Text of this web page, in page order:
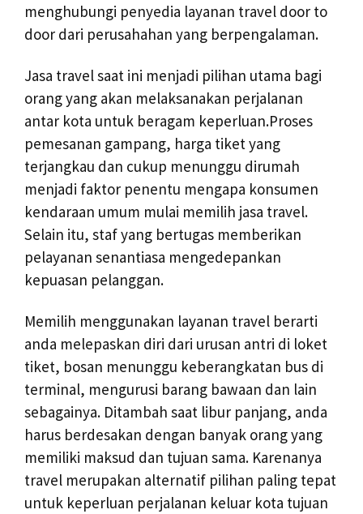
menghubungi penyedia layanan travel door to
door dari perusahahan yang berpengalaman.
Jasa travel saat ini menjadi pilihan utama bagi
orang yang akan melaksanakan perjalanan
antar kota untuk beragam keperluan.Proses
pemesanan gampang, harga tiket yang
terjangkau dan cukup menunggu dirumah
menjadi faktor penentu mengapa konsumen
kendaraan umum mulai memilih jasa travel.
Selain itu, staf yang bertugas memberikan
pelayanan senantiasa mengedepankan
kepuasan pelanggan.
Memilih menggunakan layanan travel berarti
anda melepaskan diri dari urusan antri di loket
tiket, bosan menunggu keberangkatan bus di
terminal, mengurusi barang bawaan dan lain
sebagainya. Ditambah saat libur panjang, anda
harus berdesakan dengan banyak orang yang
memiliki maksud dan tujuan sama. Karenanya
travel merupakan alternatif pilihan paling tepat
untuk keperluan perjalanan keluar kota tujuan